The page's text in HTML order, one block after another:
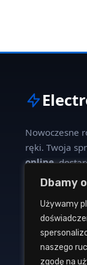
Dbamy
Używamy
naszego
zgodę na
Nowoczesne
ręki. Twoja
online,
dla
W naszej
oświetlenia,